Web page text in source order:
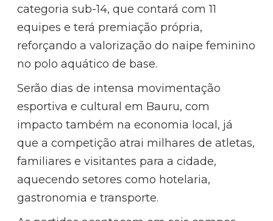
categoria sub-14, que contará com 11
equipes e terá premiação própria,
reforçando a valorização do naipe feminino
no polo aquático de base.
Serão dias de intensa movimentação
esportiva e cultural em Bauru, com
impacto também na economia local, já
que a competição atrai milhares de atletas,
familiares e visitantes para a cidade,
aquecendo setores como hotelaria,
gastronomia e transporte.